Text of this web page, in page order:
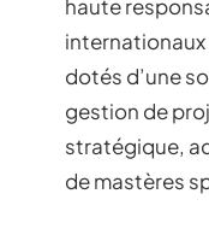
haute
dotés d’une
gestion de
stratégique,
de mastères